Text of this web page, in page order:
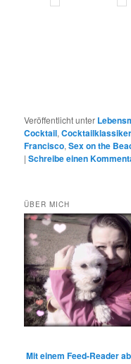
Veröffentlicht unter
Cocktail,Cocktailklassiker
Francisco,Sex on the
|Schreibe einen
ÜBER MICH
Mit einem Feed-Reader